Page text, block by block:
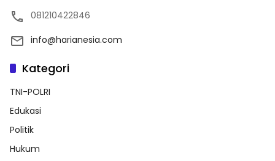
081210422846
info@harianesia.com
Kategori
TNI-POLRI
Edukasi
Politik
Hukum